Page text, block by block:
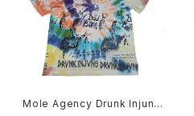
Mole Agency Drunk Injuns